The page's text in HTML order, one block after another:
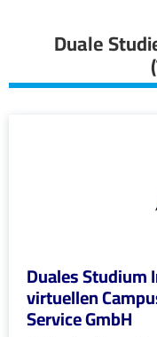
Duale
Duales Studium
virtuellen
Service GmbH